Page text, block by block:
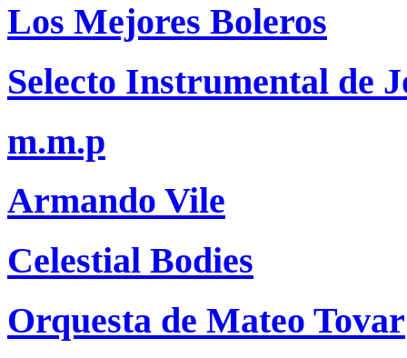
Los Mejores Boleros
Selecto Instrumental de
m.m.p
Armando Vile
Celestial Bodies
Orquesta de Mateo Tovar